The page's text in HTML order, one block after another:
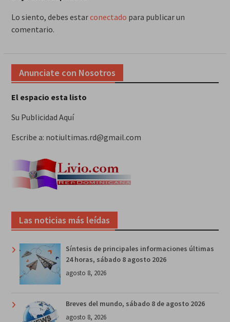
Lo siento, debes estarconectado para publicar un
comentario.
Anunciate con Nosotros
El espacio esta listo
Su Publicidad Aquí
Escribe a: notiultimas.rd@gmail.com
Las noticias más leídas
Síntesis de principales informaciones últimas
24 horas, sábado 8 agosto 2026
agosto 8, 2026
Breves del mundo, sábado 8 de agosto 2026
agosto 8, 2026